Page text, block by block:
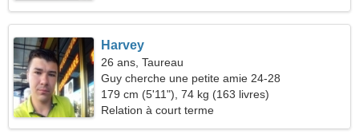
Harvey
26 ans, Taureau
Guy cherche une petite amie 24-28
179 cm (5'11"), 74 kg (163 livres)
Relation à court terme